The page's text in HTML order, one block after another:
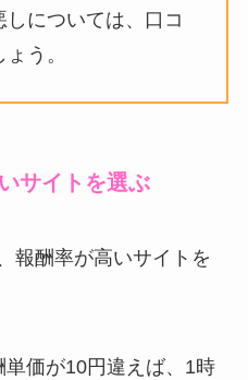
については、口コ
う。
サイトを選ぶ
報酬率が高いサイトを
価が10円違えば、1時